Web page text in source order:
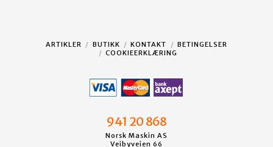
ARTIKLER BUTIKK KONTAKT
BETINGELSER
COOKIEERKLÆRING
941 20 868
Norsk Maskin AS
Veibyveien 66